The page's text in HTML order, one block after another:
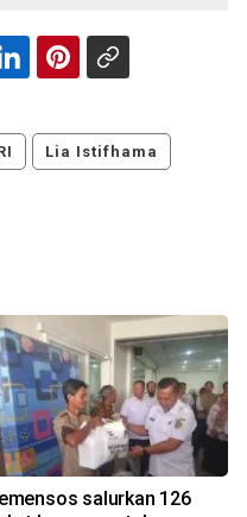
Lia Istifhama
salurkan 126